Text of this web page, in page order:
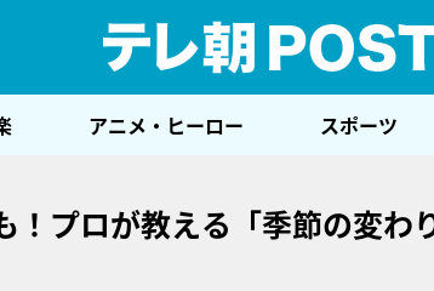
アニメ・ヒーロー スポーツ
プロが教える「季節の変わ